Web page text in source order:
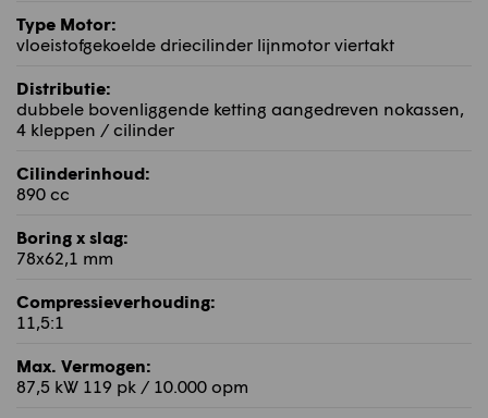
Type Motor:
vloeistofgekoelde driecilinder lijnmotor viertakt
Distributie:
dubbele bovenliggende ketting aangedreven nokassen,
4 kleppen / cilinder
Cilinderinhoud:
890 cc
Boring x slag:
78x62,1 mm
Compressieverhouding:
11,5:1
Max. Vermogen:
87,5 kW 119 pk / 10.000 opm